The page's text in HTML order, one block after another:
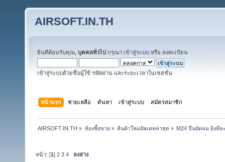
AIRSOFT.IN.TH
ยินดีต้อนรับคุณ, บุคคลทั่วไป กรุณา เข้าสู่ระบบ หรือ ลงทะเบียน
เข้าสู่ระบบด้วยชื่อผู้ใช้ รหัสผ่าน และระยะเวลาในเซสชั่น
หน้าแรก ช่วยเหลือ ค้นหา เข้าสู่ระบบ สมัครสมาชิก
AIRSOFT.IN.TH » ห้องซื้อขาย» สินค้าใหม่อัพเดทล่าสุด » M24 ปืนอัดลม ยิงทีล
หน้า: [1]2 3 4 ลงล่าง